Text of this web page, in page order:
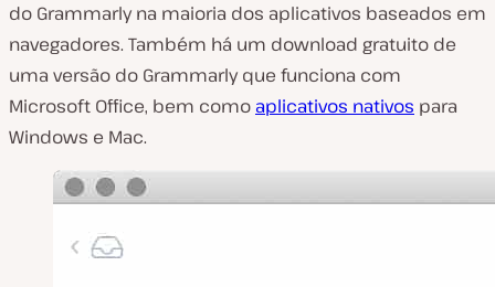
do Grammarly na maioria dos aplicativos baseados em
navegadores. Também há um download gratuito de
uma versão do Grammarly que funciona com
Microsoft Office, bem como aplicativos nativos para
Windows e Mac.